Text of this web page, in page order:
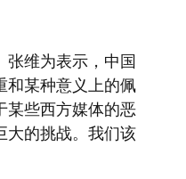
维为表示，中国
和某种意义上的佩
某些西方媒体的恶
大的挑战。我们该